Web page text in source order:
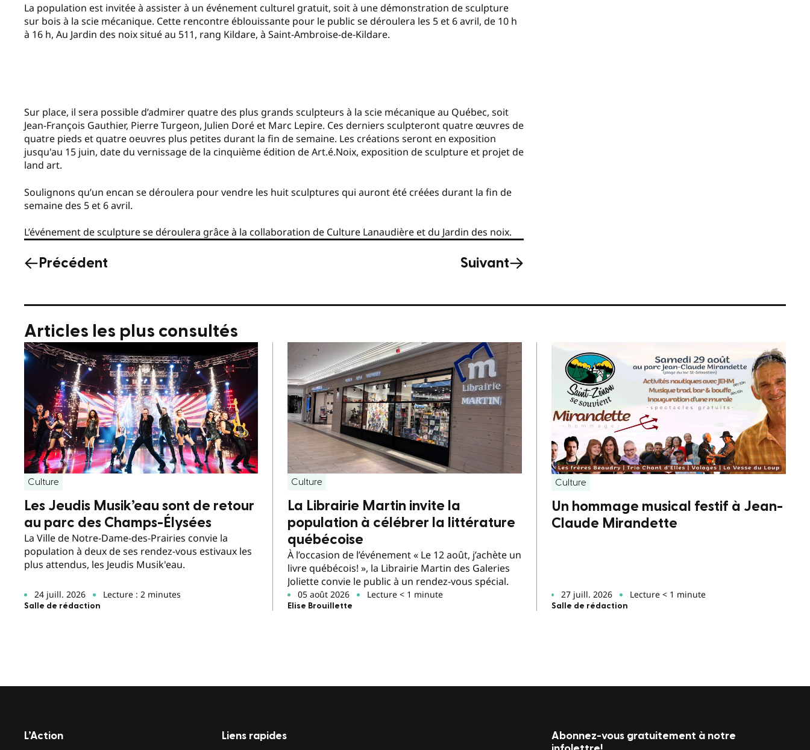
La population est invitée à assister à un événement culturel gratuit, soit à une démonstration de sculpture
sur bois à la scie mécanique. Cette rencontre éblouissante pour le public se déroulera les 5 et 6 avril, de 10 h
à 16 h, Au Jardin des noix situé au 511, rang Kildare, à Saint-Ambroise-de-Kildare.
Sur place, il sera possible d’admirer quatre des plus grands sculpteurs à la scie mécanique au Québec, soit
Jean-François Gauthier, Pierre Turgeon, Julien Doré et Marc Lepire. Ces derniers sculpteront quatre œuvres de
quatre pieds et quatre oeuvres plus petites durant la fin de semaine. Les créations seront en exposition
jusqu'au 15 juin, date du vernissage de la cinquième édition de Art.é.Noix, exposition de sculpture et projet de
land art.
Soulignons qu’un encan se déroulera pour vendre les huit sculptures qui auront été créées durant la fin de
semaine des 5 et 6 avril.
L’événement de sculpture se déroulera grâce à la collaboration de Culture Lanaudière et du Jardin des noix.
Précédent Suivant
Articles les plus consultés
Culture
Les Jeudis Musik’eau sont de retour
au parc des Champs-Élysées
La Ville de Notre-Dame-des-Prairies convie la
population à deux de ses rendez-vous estivaux les
plus attendus, les Jeudis Musik'eau.
24 juill. 2026 Lecture : 2 minutes
Salle de rédaction
Culture
La Librairie Martin invite la
population à célébrer la littérature
québécoise
À l’occasion de l’événement « Le 12 août, j’achète un
livre québécois! », la Librairie Martin des Galeries
Joliette convie le public à un rendez-vous spécial.
05 août 2026 Lecture < 1 minute
Elise Brouillette
Culture
Un hommage musical festif à Jean-
Claude Mirandette
27 juill. 2026 Lecture < 1 minute
Salle de rédaction
L’Action Liens rapides
Abonnez-vous gratuitement à notre